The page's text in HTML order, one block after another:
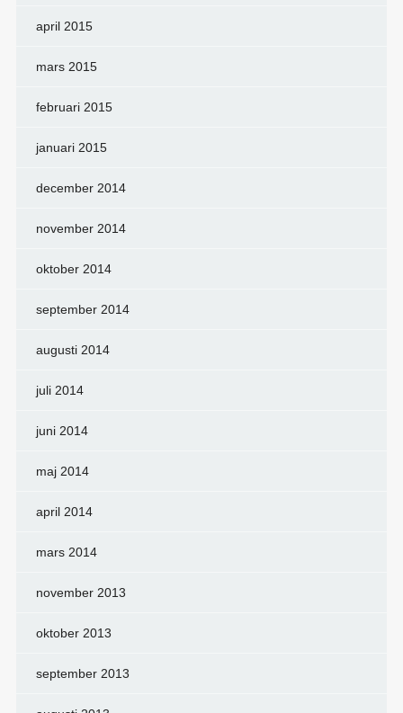
april 2015
mars 2015
februari 2015
januari 2015
december 2014
november 2014
oktober 2014
september 2014
augusti 2014
juli 2014
juni 2014
maj 2014
april 2014
mars 2014
november 2013
oktober 2013
september 2013